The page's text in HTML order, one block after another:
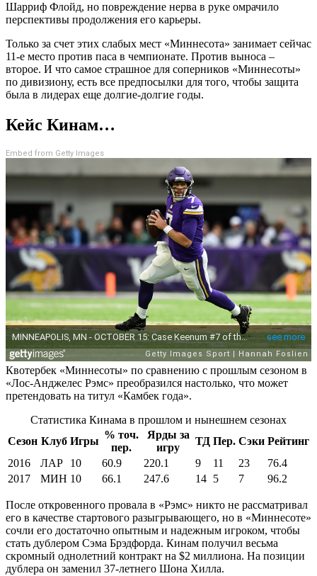
Шарриф Флойд, но повреждение нерва в руке омрачило
перспективы продолжения его карьеры.
Только за счет этих слабых мест «Миннесота» занимает сейчас
11-е место против паса в чемпионате. Против выноса –
второе. И что самое страшное для соперников «Миннесоты»
по дивизиону, есть все предпосылки для того, чтобы защита
была в лидерах еще долгие-долгие годы.
Кейс Кинам…
Embed from Getty Images
Квотербек «Миннесоты» по сравнению с прошлым сезоном в
«Лос-Анджелес Рэмс» преобразился настолько, что может
претендовать на титул «Камбек года».
Статистика Кинама в прошлом и нынешнем сезонах
Сезон Клуб Игры
% точ.
пер.
Ярды за
игру
ТД Пер. Сэки Рейтинг
2016
ЛАР 10 60.9 220.1 9 11 23
76.4
2017
МИН 10 66.1 247.6 14 5 7 96.2
После откровенного провала в «Рэмс» никто не рассматривал
его в качестве стартового разыгрывающего, но в «Миннесоте»
сочли его достаточно опытным и надежным игроком, чтобы
стать дублером Сэма Брэдфорда. Кинам получил весьма
скромный однолетний контракт на $2 миллиона. На позиции
дублера он заменил 37-летнего Шона Хилла.